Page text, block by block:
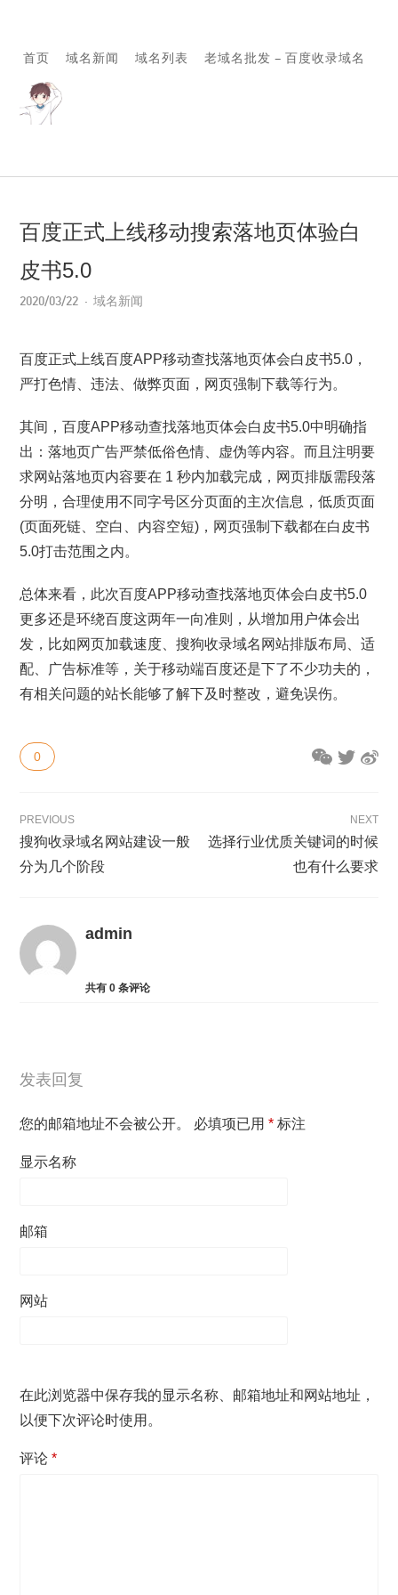
首页 域名新闻 域名列表 老域名批发 – 百度收录域名
百度正式上线移动搜索落地页体验白
皮书5.0
2020/03/22 域名新闻
百度正式上线百度APP移动查找落地页体会白皮书5.0，
严打色情、违法、做弊页面，网页强制下载等行为。
其间，百度APP移动查找落地页体会白皮书5.0中明确指
出：落地页广告严禁低俗色情、虚伪等内容。而且注明要
求网站落地页内容要在 1 秒内加载完成，网页排版需段落
分明，合理使用不同字号区分页面的主次信息，低质页面
(页面死链、空白、内容空短)，网页强制下载都在白皮书
5.0打击范围之内。
总体来看，此次百度APP移动查找落地页体会白皮书5.0
更多还是环绕百度这两年一向准则，从增加用户体会出
发，比如网页加载速度、搜狗收录域名网站排版布局、适
配、广告标准等，关于移动端百度还是下了不少功夫的，
有相关问题的站长能够了解下及时整改，避免误伤。
0
PREVIOUS
搜狗收录域名网站建设一般
分为几个阶段
NEXT
选择行业优质关键词的时候
也有什么要求
admin
共有0 条评论
发表回复
您的邮箱地址不会被公开。 必填项已用* 标注
显示名称
邮箱
网站
在此浏览器中保存我的显示名称、邮箱地址和网站地址，
以便下次评论时使用。
评论*